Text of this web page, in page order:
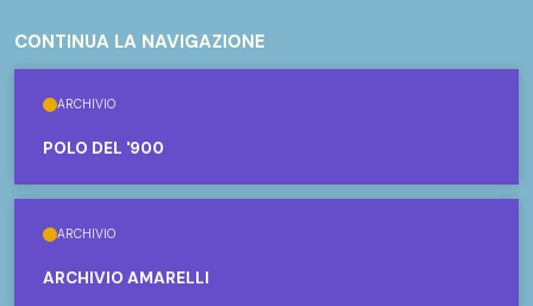
CONTINUA LA NAVIGAZIONE
ARCHIVIO
POLO DEL '900
ARCHIVIO
ARCHIVIO AMARELLI